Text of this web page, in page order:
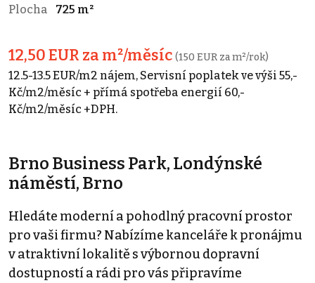
Plocha
725 m²
12,50 EUR za m²/měsíc (150 EUR za m²/rok)
12.5-13.5 EUR/m2 nájem, Servisní poplatek ve výši 55,-
Kč/m2/měsíc + přímá spotřeba energií 60,-
Kč/m2/měsíc +DPH.
Brno Business Park, Londýnské
náměstí, Brno
Hledáte moderní a pohodlný pracovní prostor
pro vaši firmu? Nabízíme kanceláře k pronájmu
v atraktivní lokalitě s výbornou dopravní
dostupností a rádi pro vás připravíme